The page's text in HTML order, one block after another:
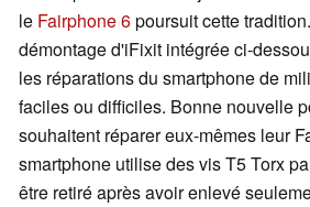
le Fairphone 6poursuit cette
démontage d'iFixit intégrée ci-
les réparations du smartphone de
faciles ou difficiles. Bonne nouvelle
souhaitent réparer eux-mêmes leur
smartphone utilise des vis T5 Torx
être retiré après avoir enlevé